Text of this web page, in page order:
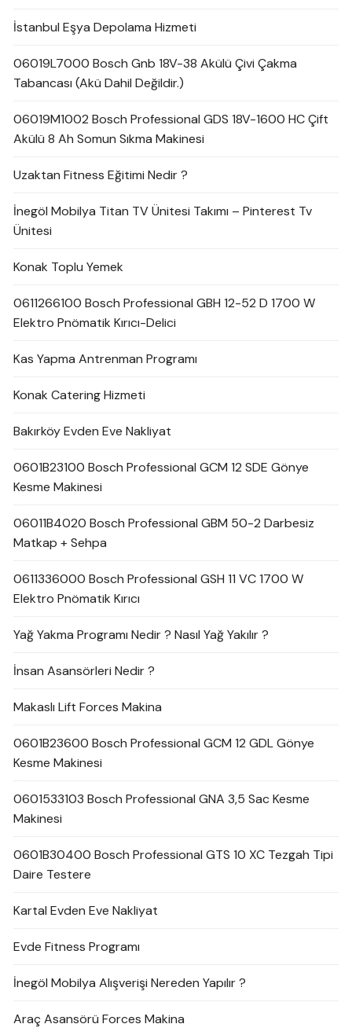
İstanbul Eşya Depolama Hizmeti
06019L7000 Bosch Gnb 18V-38 Akülü Çivi Çakma
Tabancası (Akü Dahil Değildir.)
06019M1002 Bosch Professional GDS 18V-1600 HC Çift
Akülü 8 Ah Somun Sıkma Makinesi
Uzaktan Fitness Eğitimi Nedir ?
İnegöl Mobilya Titan TV Ünitesi Takımı – Pinterest Tv
Ünitesi
Konak Toplu Yemek
0611266100 Bosch Professional GBH 12-52 D 1700 W
Elektro Pnömatik Kırıcı-Delici
Kas Yapma Antrenman Programı
Konak Catering Hizmeti
Bakırköy Evden Eve Nakliyat
0601B23100 Bosch Professional GCM 12 SDE Gönye
Kesme Makinesi
06011B4020 Bosch Professional GBM 50-2 Darbesiz
Matkap + Sehpa
0611336000 Bosch Professional GSH 11 VC 1700 W
Elektro Pnömatik Kırıcı
Yağ Yakma Programı Nedir ? Nasıl Yağ Yakılır ?
İnsan Asansörleri Nedir ?
Makaslı Lift Forces Makina
0601B23600 Bosch Professional GCM 12 GDL Gönye
Kesme Makinesi
0601533103 Bosch Professional GNA 3,5 Sac Kesme
Makinesi
0601B30400 Bosch Professional GTS 10 XC Tezgah Tipi
Daire Testere
Kartal Evden Eve Nakliyat
Evde Fitness Programı
İnegöl Mobilya Alışverişi Nereden Yapılır ?
Araç Asansörü Forces Makina